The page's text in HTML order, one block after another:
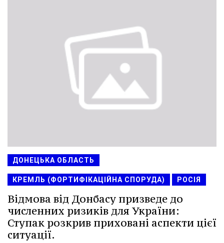
ДОНЕЦЬКА ОБЛАСТЬ
КРЕМЛЬ (ФОРТИФІКАЦІЙНА СПОРУДА) РОСІЯ
Відмова від Донбасу призведе до
численних ризиків для України:
Ступак розкрив приховані аспекти цієї
ситуації.